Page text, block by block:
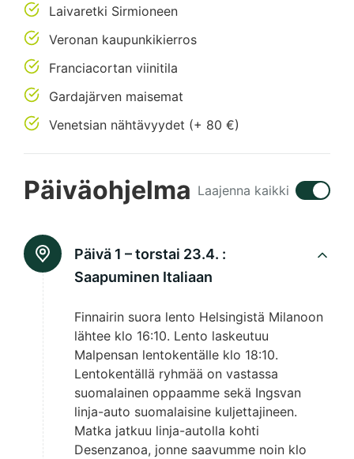
Laivaretki Sirmioneen
Veronan kaupunkikierros
Franciacortan viinitila
Gardajärven maisemat
Venetsian nähtävyydet (+ 80 €)
Päiväohjelma Laajenna kaikki
Päivä 1 – torstai 23.4. :
Saapuminen Italiaan
Finnairin suora lento Helsingistä Milanoon
lähtee klo 16:10. Lento laskeutuu
Malpensan lentokentälle klo 18:10.
Lentokentällä ryhmää on vastassa
suomalainen oppaamme sekä Ingsvan
linja-auto suomalaisine kuljettajineen.
Matka jatkuu linja-autolla kohti
Desenzanoa, jonne saavumme noin klo